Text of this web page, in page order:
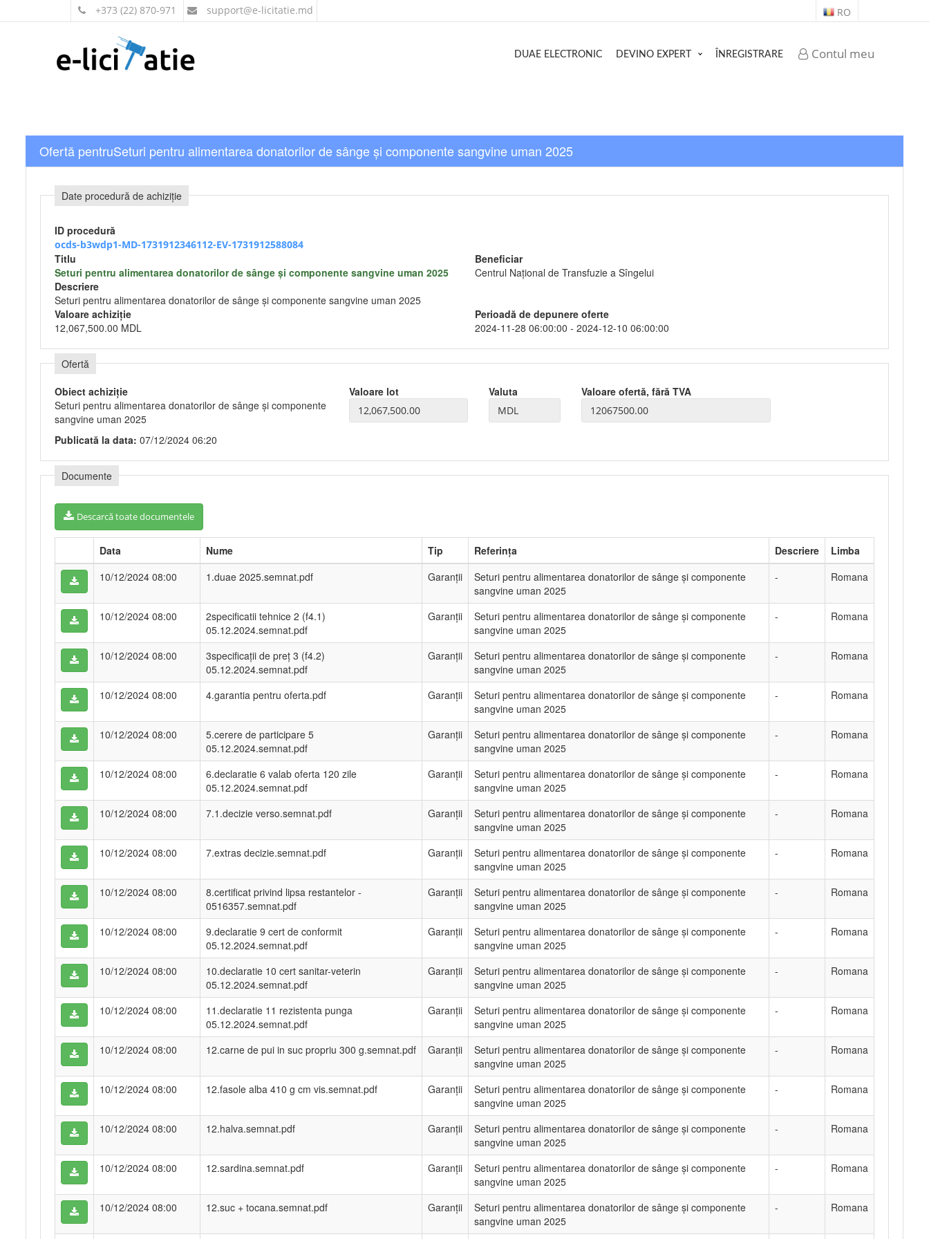
+373 (22) 870-971 support@e-licitatie.md RO
Contul meu
DUAE ELECTRONIC DEVINO EXPERT ÎNREGISTRARE
Ofertă pentruSeturi pentru alimentarea donatorilor de sânge și componente sangvine uman 2025
Date procedură de achiziție
ID procedură
ocds-b3wdp1-MD-1731912346112-EV-1731912588084
Titlu
Seturi pentru alimentarea donatorilor de sânge și componente sangvine uman 2025
Beneficiar
Centrul Național de Transfuzie a Sîngelui
Descriere
Seturi pentru alimentarea donatorilor de sânge și componente sangvine uman 2025
Valoare achiziție
12,067,500.00 MDL
Perioadă de depunere oferte
2024-11-28 06:00:00 - 2024-12-10 06:00:00
Ofertă
Obiect achiziție
Valoare lot Valuta
Valoare ofertă, fără TVA
Seturi pentru alimentarea donatorilor de sânge și componente
sangvine uman 2025
Publicată la data: 07/12/2024 06:20
Documente
Descarcă toate documentele
Data Nume Tip Referința Descriere
Limba
10/12/2024 08:00
1.duae 2025.semnat.pdf Garanții
Seturi pentru alimentarea donatorilor de sânge și componente
sangvine uman 2025
- Romana
10/12/2024 08:00
2specificatii tehnice 2 (f4.1)
05.12.2024.semnat.pdf
Garanții
Seturi pentru alimentarea donatorilor de sânge și componente
sangvine uman 2025
- Romana
10/12/2024 08:00
3specificații de preț 3 (f4.2)
05.12.2024.semnat.pdf
Garanții
Seturi pentru alimentarea donatorilor de sânge și componente
sangvine uman 2025
- Romana
10/12/2024 08:00 4.garantia pentru oferta.pdf Garanții
Seturi pentru alimentarea donatorilor de sânge și componente
sangvine uman 2025
- Romana
10/12/2024 08:00
5.cerere de participare 5
05.12.2024.semnat.pdf
Garanții
Seturi pentru alimentarea donatorilor de sânge și componente
sangvine uman 2025
- Romana
10/12/2024 08:00
6.declaratie 6 valab oferta 120 zile
05.12.2024.semnat.pdf
Garanții
Seturi pentru alimentarea donatorilor de sânge și componente
sangvine uman 2025
- Romana
10/12/2024 08:00 7.1.decizie verso.semnat.pdf Garanții
Seturi pentru alimentarea donatorilor de sânge și componente
sangvine uman 2025
- Romana
10/12/2024 08:00 7.extras decizie.semnat.pdf Garanții
Seturi pentru alimentarea donatorilor de sânge și componente
sangvine uman 2025
- Romana
10/12/2024 08:00
8.certificat privind lipsa restantelor -
0516357.semnat.pdf
Garanții
Seturi pentru alimentarea donatorilor de sânge și componente
sangvine uman 2025
- Romana
10/12/2024 08:00
9.declaratie 9 cert de conformit
05.12.2024.semnat.pdf
Garanții
Seturi pentru alimentarea donatorilor de sânge și componente
sangvine uman 2025
- Romana
10/12/2024 08:00
10.declaratie 10 cert sanitar-veterin
05.12.2024.semnat.pdf
Garanții
Seturi pentru alimentarea donatorilor de sânge și componente
sangvine uman 2025
- Romana
10/12/2024 08:00
11.declaratie 11 rezistenta punga
05.12.2024.semnat.pdf
Garanții
Seturi pentru alimentarea donatorilor de sânge și componente
sangvine uman 2025
- Romana
10/12/2024 08:00 12.carne de pui in suc propriu 300 g.semnat.pdf Garanții
Seturi pentru alimentarea donatorilor de sânge și componente
sangvine uman 2025
- Romana
10/12/2024 08:00 12.fasole alba 410 g cm vis.semnat.pdf Garanții
Seturi pentru alimentarea donatorilor de sânge și componente
sangvine uman 2025
- Romana
10/12/2024 08:00 12.halva.semnat.pdf Garanții
Seturi pentru alimentarea donatorilor de sânge și componente
sangvine uman 2025
- Romana
10/12/2024 08:00 12.sardina.semnat.pdf Garanții
Seturi pentru alimentarea donatorilor de sânge și componente
sangvine uman 2025
- Romana
10/12/2024 08:00 12.suc + tocana.semnat.pdf Garanții
Seturi pentru alimentarea donatorilor de sânge și componente
sangvine uman 2025
- Romana